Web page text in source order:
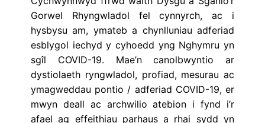
Gorwel Rhyngwladol fel cynnyrch, ac i
hysbysu am, ymateb a chynlluniau adferiad
esblygol iechyd y cyhoedd yng Nghymru yn
sgîl COVID-19. Mae’n canolbwyntio ar
dystiolaeth ryngwladol, profiad, mesurau ac
ymagweddau pontio / adferiad COVID-19, er
mwyn deall ac archwilio atebion i fynd i’r
afael ag effeithiau parhaus a rhai sydd yn